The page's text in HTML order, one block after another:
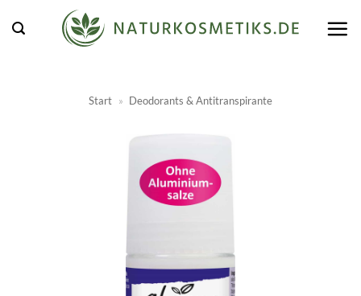
Inhalt
Start » Deodorants & Antitranspirante